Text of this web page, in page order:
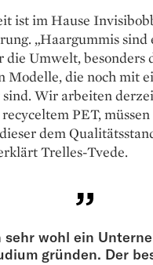
ist im Hause
„Haargummis sind
die Umwelt, besonders
Modelle, die noch mit
sind. Wir arbeiten
PET,
dem
Trelles-Tvede.
sehr wohl ein
gründen. Der